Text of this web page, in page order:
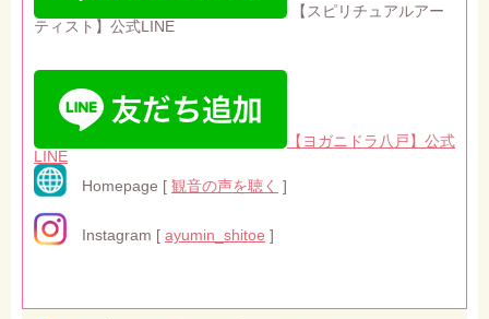
【スピリチュアルアー
ティスト】公式LINE
【ヨガニドラ八戸】公式
LINE
Homepage [ 観音の声を聴く ]
Instagram [ ayumin_shitoe ]